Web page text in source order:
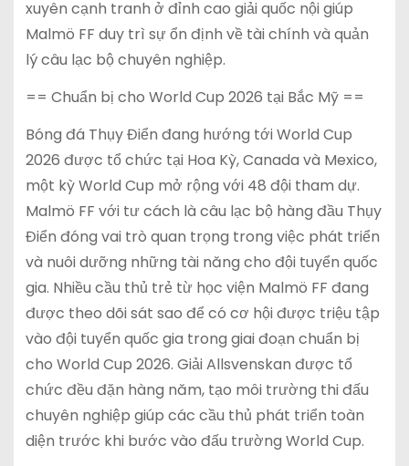
xuyên cạnh tranh ở đỉnh cao giải quốc nội giúp
Malmö FF duy trì sự ổn định về tài chính và quản
lý câu lạc bộ chuyên nghiệp.
== Chuẩn bị cho World Cup 2026 tại Bắc Mỹ ==
Bóng đá Thụy Điển đang hướng tới World Cup
2026 được tổ chức tại Hoa Kỳ, Canada và Mexico,
một kỳ World Cup mở rộng với 48 đội tham dự.
Malmö FF với tư cách là câu lạc bộ hàng đầu Thụy
Điển đóng vai trò quan trọng trong việc phát triển
và nuôi dưỡng những tài năng cho đội tuyển quốc
gia. Nhiều cầu thủ trẻ từ học viện Malmö FF đang
được theo dõi sát sao để có cơ hội được triệu tập
vào đội tuyển quốc gia trong giai đoạn chuẩn bị
cho World Cup 2026. Giải Allsvenskan được tổ
chức đều đặn hàng năm, tạo môi trường thi đấu
chuyên nghiệp giúp các cầu thủ phát triển toàn
diện trước khi bước vào đấu trường World Cup.